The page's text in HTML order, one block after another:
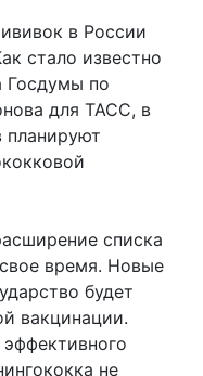
в России
стало известно
Госдумы по
для ТАСС, в
планируют
списка
время. Новые
будет
вакцинации.
не